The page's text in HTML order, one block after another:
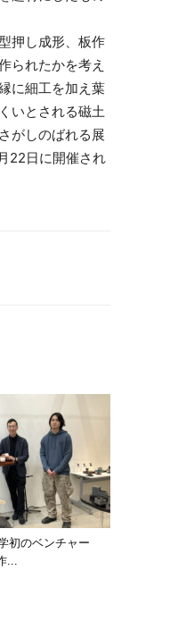
押し成形、板作
られたかを考え
に細工を加え葉
いとされる磁土
がしのばれる展
22日に開催され
初のベンチャー
...